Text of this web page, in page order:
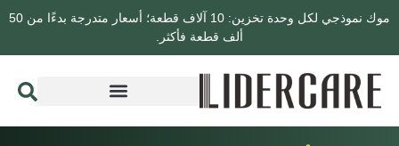
موك نموذجي لكل وحدة تخزين: 10 آلاف قطعة؛ أسعار متدرجة بدءًا من 50
ألف قطعة فأكثر.